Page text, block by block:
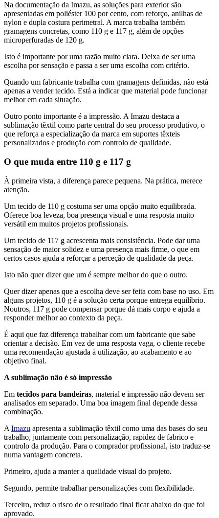
Na documentação da Imazu, as soluções para exterior são
apresentadas em poliéster 100 por cento, com reforço, anilhas de
nylon e dupla costura perimetral. A marca trabalha também
gramagens concretas, como 110 g e 117 g, além de opções
microperfuradas de 120 g.
Isto é importante por uma razão muito clara. Deixa de ser uma
escolha por sensação e passa a ser uma escolha com critério.
Quando um fabricante trabalha com gramagens definidas, não está
apenas a vender tecido. Está a indicar que material pode funcionar
melhor em cada situação.
Outro ponto importante é a impressão. A Imazu destaca a
sublimação têxtil como parte central do seu processo produtivo, o
que reforça a especialização da marca em suportes têxteis
personalizados e produção com controlo de qualidade.
O que muda entre 110 g e 117 g
À primeira vista, a diferença parece pequena. Na prática, merece
atenção.
Um tecido de 110 g costuma ser uma opção muito equilibrada.
Oferece boa leveza, boa presença visual e uma resposta muito
versátil em muitos projetos profissionais.
Um tecido de 117 g acrescenta mais consistência. Pode dar uma
sensação de maior solidez e uma presença mais firme, o que em
certos casos ajuda a reforçar a perceção de qualidade da peça.
Isto não quer dizer que um é sempre melhor do que o outro.
Quer dizer apenas que a escolha deve ser feita com base no uso. Em
alguns projetos, 110 g é a solução certa porque entrega equilíbrio.
Noutros, 117 g pode compensar porque dá mais corpo e ajuda a
responder melhor ao contexto da peça.
É aqui que faz diferença trabalhar com um fabricante que sabe
orientar a decisão. Em vez de uma resposta vaga, o cliente recebe
uma recomendação ajustada à utilização, ao acabamento e ao
objetivo final.
A sublimação não é só impressão
Em tecidos para bandeiras, material e impressão não devem ser
analisados em separado. Uma boa imagem final depende dessa
combinação.
A Imazu apresenta a sublimação têxtil como uma das bases do seu
trabalho, juntamente com personalização, rapidez de fabrico e
controlo da produção. Para o comprador profissional, isto traduz-se
numa vantagem concreta.
Primeiro, ajuda a manter a qualidade visual do projeto.
Segundo, permite trabalhar personalizações com flexibilidade.
Terceiro, reduz o risco de o resultado final ficar abaixo do que foi
aprovado.